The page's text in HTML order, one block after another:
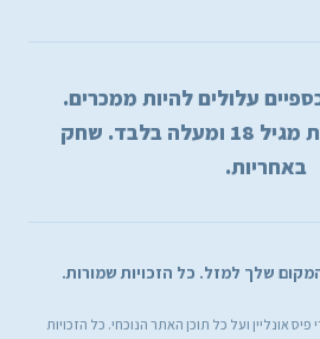
עלולים להיות ממכרים.
ההשתתפות מותרת מגיל 18 ומעלה בלבד. שחק
באחריות.
אונליין ועל כל תוכן האתר הנוכחי. כל הזכויות